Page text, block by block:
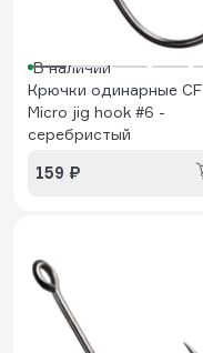
В наличии
Крючки одинарные CF
Micro jig hook #6 -
серебристый
159 ₽